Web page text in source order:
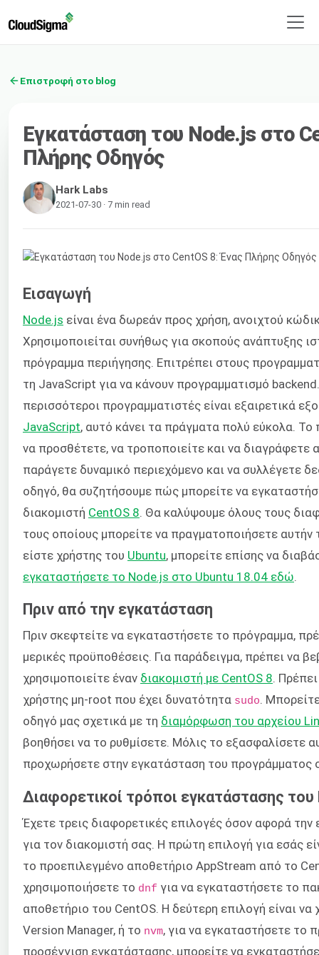
Επιστροφή στο blog
Εγκατάσταση του Node.js στο
Πλήρης Οδηγός
Hark Labs
2021-07-30 · 7 min read
Εισαγωγή
Node.js είναι ένα δωρεάν προς χρήση, ανοιχτού
Χρησιμοποιείται συνήθως για σκοπούς ανάπτυξης
πρόγραμμα περιήγησης. Επιτρέπει στους
τη JavaScript για να κάνουν προγραμματισμό
περισσότεροι προγραμματιστές είναι εξαιρετικά
JavaScript, αυτό κάνει τα πράγματα πολύ εύκολα. Το
να προσθέτετε, να τροποποιείτε και να διαγράφετε
παράγετε δυναμικό περιεχόμενο και να συλλέγετε
οδηγό, θα συζητήσουμε πώς μπορείτε να
διακομιστή CentOS 8 . Θα καλύψουμε όλους τους
τους οποίους μπορείτε να πραγματοποιήσετε αυτήν
είστε χρήστης του Ubuntu, μπορείτε επίσης να
εγκαταστήσετε το Node.js στο Ubuntu 18.04 εδώ
Πριν από την εγκατάσταση
Πριν σκεφτείτε να εγκαταστήσετε το πρόγραμμα,
μερικές προϋποθέσεις. Για παράδειγμα, πρέπει να
χρησιμοποιείτε έναν διακομιστή με CentOS 8.
χρήστης μη-root που έχει δυνατότητα sudo.
οδηγό μας σχετικά με τη διαμόρφωση του αρχείου
βοηθήσει να το ρυθμίσετε. Μόλις το εξασφαλίσετε
προχωρήσετε στην εγκατάσταση του προγράμματος
Διαφορετικοί τρόποι εγκατάστασης του
Έχετε τρεις διαφορετικές επιλογές όσον αφορά
για τον διακομιστή σας. Η πρώτη επιλογή για εσάς
το προεπιλεγμένο αποθετήριο AppStream από το
χρησιμοποιήσετε το dnf για να εγκαταστήσετε το
αποθετήριο του CentOS. Η δεύτερη επιλογή είναι να
Version Manager, ή το nvm, για να εγκαταστήσετε το
προσέγγιση εγκατάστασης, μπορείτε να